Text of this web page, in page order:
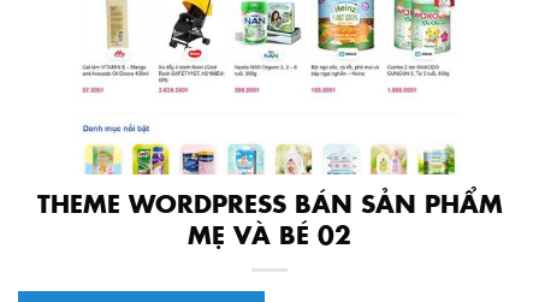
THEME WORDPRESS BÁN SẢN PHẨM
MẸ VÀ BÉ 02